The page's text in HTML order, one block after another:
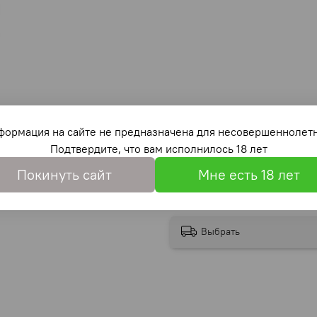
Выбрать
на сайте не предназначена для
Подтвердите, что вам исполнилось 18 лет
Покинуть сайт Мне есть 18 лет